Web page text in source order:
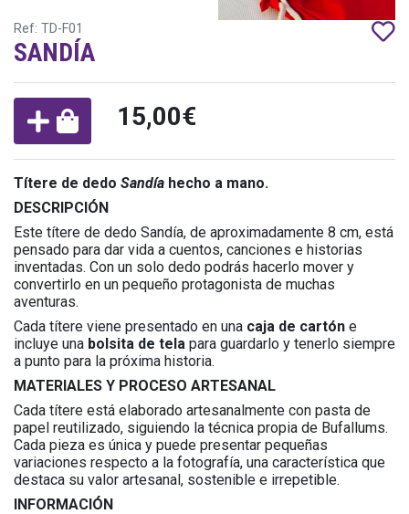
Ref: TD-F01
SANDÍA
15,00€
Títere de dedo Sandía hecho a mano.
DESCRIPCIÓN
Este títere de dedo Sandía, de aproximadamente 8 cm, está
pensado para dar vida a cuentos, canciones e historias
inventadas. Con un solo dedo podrás hacerlo mover y
convertirlo en un pequeño protagonista de muchas
aventuras.
Cada títere viene presentado en una caja de cartón e
incluye una bolsita de tela para guardarlo y tenerlo siempre
a punto para la próxima historia.
MATERIALES Y PROCESO ARTESANAL
Cada títere está elaborado artesanalmente con pasta de
papel reutilizado, siguiendo la técnica propia de Bufallums.
Cada pieza es única y puede presentar pequeñas
variaciones respecto a la fotografía, una característica que
destaca su valor artesanal, sostenible e irrepetible.
INFORMACIÓN